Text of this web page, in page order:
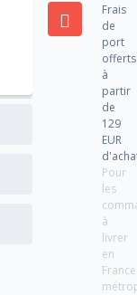
Frais
de
port
offerts
à
partir
de
129
EUR
Pour
les
à
livrer
en
France